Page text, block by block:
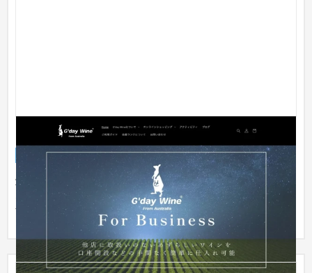
グッダイワイン様 - Shopify・ECサイト
ECサイト 食品・飲料 51〜100万円
卸売のECサイトになります。 サイト閲覧には会員機能が必須に
なる制御機能、各会員さまのランクに応じて商品の金額が変動
する機...